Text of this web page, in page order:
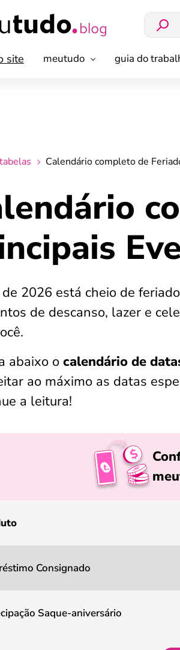
site meutudo guia do
tabelas Calendário completo de
2026 está cheio de
de descanso, lazer e
abaixo o calendário de
ao máximo as datas
a leitura!
Consignado
Saque-aniversário